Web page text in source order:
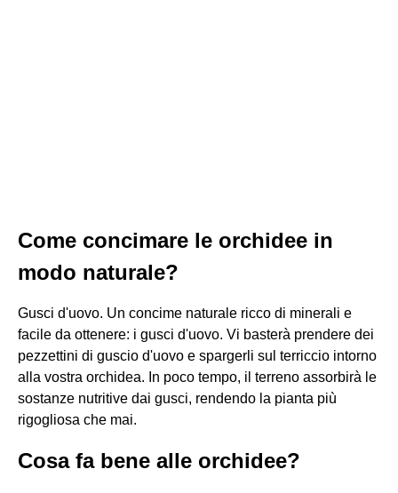
Come concimare le orchidee in
modo naturale?
Gusci d'uovo. Un concime naturale ricco di minerali e
facile da ottenere: i gusci d'uovo. Vi basterà prendere dei
pezzettini di guscio d'uovo e spargerli sul terriccio intorno
alla vostra orchidea. In poco tempo, il terreno assorbirà le
sostanze nutritive dai gusci, rendendo la pianta più
rigogliosa che mai.
Cosa fa bene alle orchidee?